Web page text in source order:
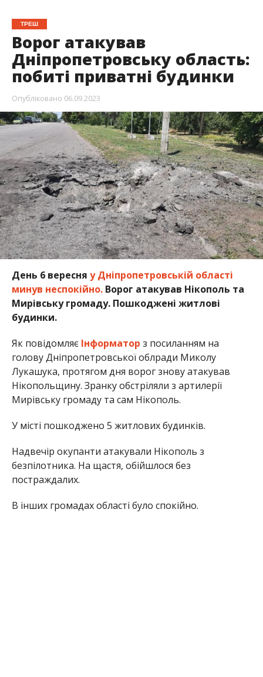
ТРЕШ
Ворог атакував
Дніпропетровську область:
побиті приватні будинки
Опубліковано 06.09.2023
День 6 вересня у Дніпропетровській області
минув неспокійно.Ворог атакував Нікополь та
Мирівську громаду. Пошкоджені житлові
будинки.
Як повідомляє Інформатор з посиланням на
голову Дніпропетровської облради Миколу
Лукашука, протягом дня ворог знову атакував
Нікопольщину. Зранку обстріляли з артилерії
Мирівську громаду та сам Нікополь.
У місті пошкоджено 5 житлових будинків.
Надвечір окупанти атакували Нікополь з
безпілотника. На щастя, обійшлося без
постраждалих.
В інших громадах області було спокійно.